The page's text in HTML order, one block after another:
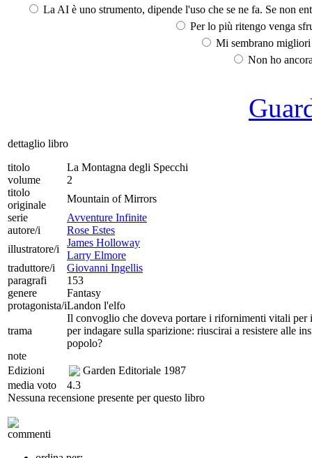
La AI è uno strumento, dipende l'uso che se ne fa. Se non
Per lo più ritengo venga
Mi sembrano
Non ho
dettaglio libro
titolo
La Montagna degli Specchi
volume
2
titolo
originale
Mountain of Mirrors
serie
Avventure Infinite
autore/i
Rose Estes
illustratore/i
James Holloway
Larry Elmore
traduttore/i
Giovanni Ingellis
paragrafi
153
genere
Fantasy
protagonista/iLandon l'elfo
trama
Il convoglio che doveva portare i rifornimenti vitali
per indagare sulla sparizione: riuscirai a resistere alle
popolo?
note
Edizioni
Garden Editoriale 1987
media voto
4.3
Nessuna recensione presente per questo libro
commenti